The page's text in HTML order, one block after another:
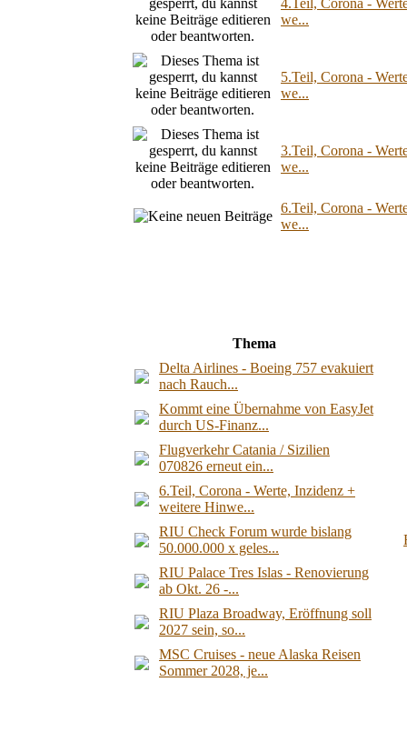
we...
5.Teil, Corona -
we...
3.Teil, Corona -
we...
6.Teil, Corona -
we...
Thema
Delta Airlines - Boeing 757 evakuiert
nach Rauch...
Kommt eine Übernahme von EasyJet
durch US-Finanz...
Flugverkehr Catania / Sizilien
070826 erneut ein...
6.Teil, Corona - Werte, Inzidenz +
weitere Hinwe...
RIU Check Forum wurde bislang
50.000.000 x geles...
RIU Palace Tres Islas - Renovierung
ab Okt. 26 -...
RIU Plaza Broadway, Eröffnung soll
2027 sein, so...
MSC Cruises - neue Alaska Reisen
Sommer 2028, je...